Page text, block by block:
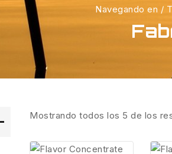
Navegando en /
Mostrando todos los 5 de los